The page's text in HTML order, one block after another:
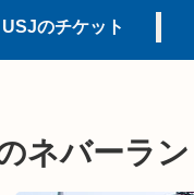
USJのチケット
ネバーラ